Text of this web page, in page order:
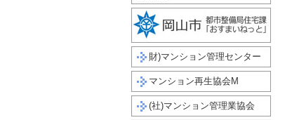
財)マンション管理センター
マンション再生協会M
(社)マンション管理業協会